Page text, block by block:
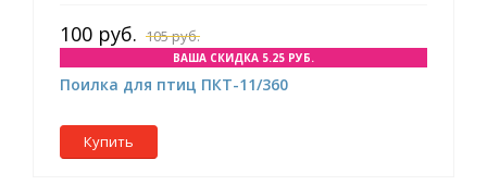
100 руб. 105 руб.
ВАША СКИДКА 5.25 РУБ.
Поилка для птиц ПКТ-11/360
Купить